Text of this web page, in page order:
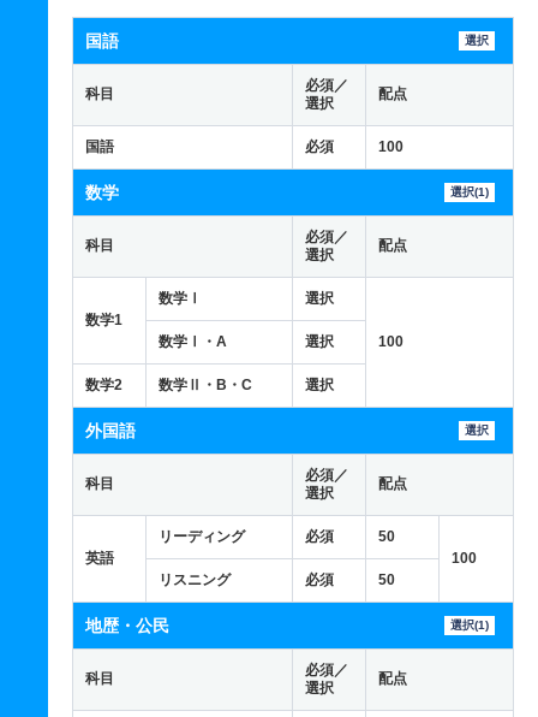
国語 選択
科目
必須／
選択
配点
国語 必須 100
数学 選択(1)
科目
必須／
選択
配点
数学1
数学Ⅰ 選択
100
数学Ⅰ・A 選択
数学2 数学Ⅱ・B・C 選択
外国語 選択
科目
必須／
選択
配点
英語
リーディング 必須
50
100
リスニング
必須 50
地歴・公民 選択(1)
科目
必須／
選択
配点